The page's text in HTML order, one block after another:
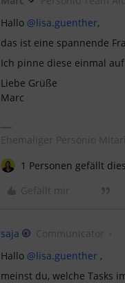
Hallo @lisa.guenther,
das ist eine spannende
Ich pinne diese einmal
Liebe Grüße
Marc
Ehemaliger Personio
1 Personen gefällt dies
Gefällt mir
saja Communicator
Hallo @lisa.guenther ,
meinst du, welche Tasks